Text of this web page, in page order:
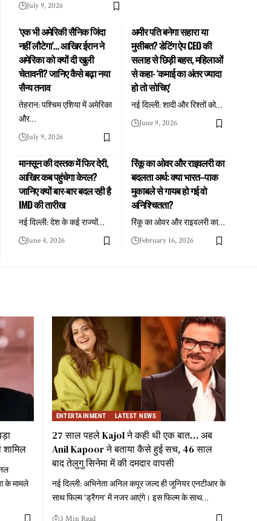
July 9, 2026
‘एक भी अमेरिकी सैनिक जिंदा
नहीं लौटेगा’… आखिर ईरान ने
अमेरिका को क्यों दी खुली
चेतावनी? जानिए कैसे बढ़ा नया
सैन्य तनाव
तेहरान: पश्चिम एशिया में अमेरिका
और…
July 9, 2026
अमीर पति बनेगा सहारा या
मुसीबत? डेटिंग ऐप CEO की
सलाह से छिड़ी बहस, महिलाओं
से कहा- ‘कमाई का अंतर ज्यादा
हो तो सोचिए’
नई दिल्ली: शादी और रिश्तों को…
June 9, 2026
मानसून की दस्तक में फिर देरी,
आखिर कब पहुंचेगा केरल?
जानिए क्यों बार-बार बदल रही है
IMD की तारीख
नई दिल्ली: देश के कई राज्यों…
June 4, 2026
रिंकू का ओवर और राइवलरी का
बदलता अर्थ: क्या भारत–पाक
मुकाबले से गायब हो गई वो
अनिश्चितता?
रिंकू का ओवर और राइवलरी का…
February 16, 2026
शामिल
के मामले
ENTERTAINMENT LATEST NEWS
27 साल पहले Kajol ने कही थी एक बात… अब
Anil Kapoor ने बताया कैसे हुई सच, 46 साल
बाद तेलुगु सिनेमा में की दमदार वापसी
नई दिल्ली: अभिनेता अनिल कपूर जल्द ही जूनियर एनटीआर के
साथ फिल्म 'ड्रैगन' में नजर आएंगे। इस फिल्म के साथ…
3 Min Read